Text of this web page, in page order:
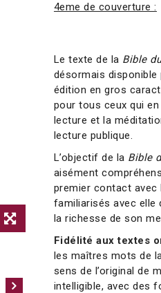
4eme de couverture :
Le texte de la Bible
désormais
édition en gros
pour tous ceux qui
lecture et la
lecture publique.
L’objectif de la Bible
aisément
premier contact
familiarisés avec elle
la richesse de son
Fidélité aux textes
les maîtres mots de
sens de l’original de
intelligible, avec des